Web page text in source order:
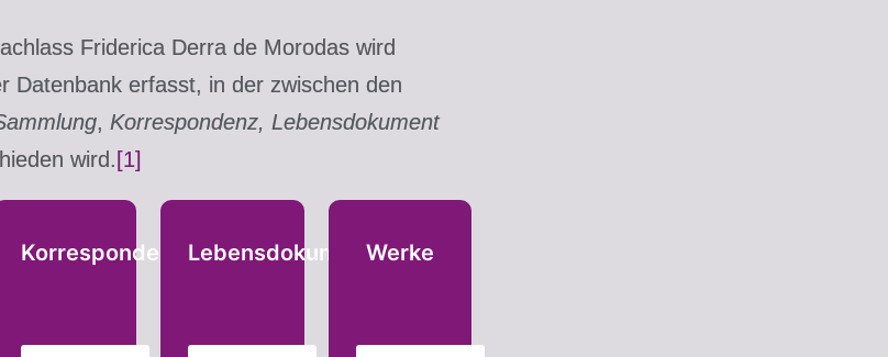
Friderica Derra de Morodas wird
Datenbank erfasst, in der zwischen den
, Korrespondenz, Lebensdokument
wird. [1]
KorrespondenzenLebensdokumenteWerke